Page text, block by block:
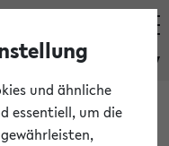
eKVV
und ähnliche
essentiell, um die